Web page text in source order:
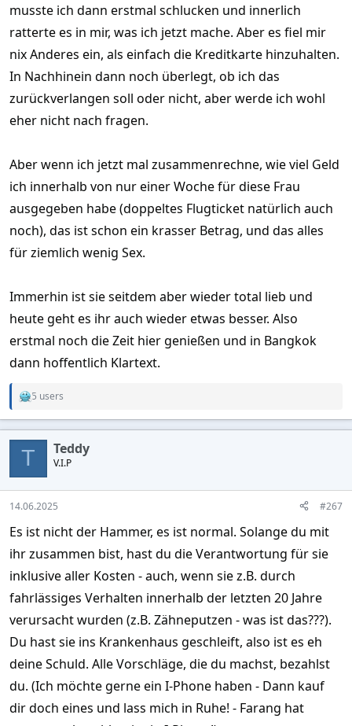
musste ich dann erstmal schlucken und innerlich
ratterte es in mir, was ich jetzt mache. Aber es fiel mir
nix Anderes ein, als einfach die Kreditkarte hinzuhalten.
In Nachhinein dann noch überlegt, ob ich das
zurückverlangen soll oder nicht, aber werde ich wohl
eher nicht nach fragen.
Aber wenn ich jetzt mal zusammenrechne, wie viel Geld
ich innerhalb von nur einer Woche für diese Frau
ausgegeben habe (doppeltes Flugticket natürlich auch
noch), das ist schon ein krasser Betrag, und das alles
für ziemlich wenig Sex.
Immerhin ist sie seitdem aber wieder total lieb und
heute geht es ihr auch wieder etwas besser. Also
erstmal noch die Zeit hier genießen und in Bangkok
dann hoffentlich Klartext.
R
c
o
n
s
:
5 users
T Teddy
V.I.P
14.06.2025 #267
Es ist nicht der Hammer, es ist normal. Solange du mit
ihr zusammen bist, hast du die Verantwortung für sie
inklusive aller Kosten - auch, wenn sie z.B. durch
fahrlässiges Verhalten innerhalb der letzten 20 Jahre
verursacht wurden (z.B. Zähneputzen - was ist das???).
Du hast sie ins Krankenhaus geschleift, also ist es eh
deine Schuld. Alle Vorschläge, die du machst, bezahlst
du. (Ich möchte gerne ein I-Phone haben - Dann kauf
dir doch eines und lass mich in Ruhe! - Farang hat